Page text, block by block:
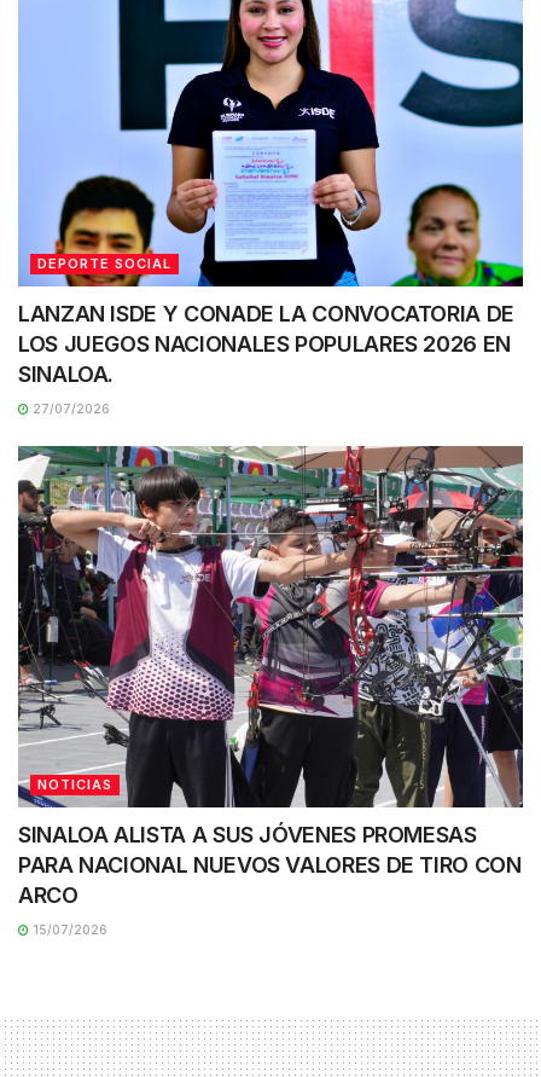
DEPORTE SOCIAL
LANZAN ISDE Y CONADE LA CONVOCATORIA DE
LOS JUEGOS NACIONALES POPULARES 2026 EN
SINALOA.
27/07/2026
NOTICIAS
SINALOA ALISTA A SUS JÓVENES PROMESAS
PARA NACIONAL NUEVOS VALORES DE TIRO CON
ARCO
15/07/2026